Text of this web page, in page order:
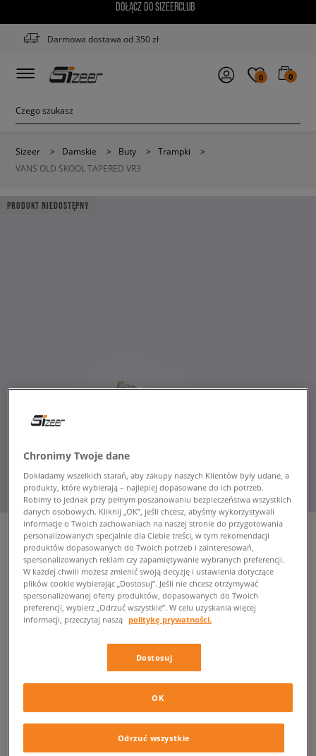
DOŁĄCZ DO SIZEERCLUB
Darmowa dostawa od 350 zł
0 0
Sizeer > Damskie > Buty > Trampki
>
VANS OLD SKOOL TAPERED VR3
PRODUKT NIEDOSTĘPNY
VANS OLD SKOOL TAPERED
VR3
damskie, trampki
SIZEERCLUB
Wyślemy Ci e-mail, gdy żądany rozmiar będzie ponownie
Chronimy Twoje dane
Dokładamy wszelkich starań, aby zakupy naszych Klientów były udane, a
produkty, które wybierają – najlepiej dopasowane do ich potrzeb.
Robimy to jednak przy pełnym poszanowaniu bezpieczeństwa wszystkich
danych osobowych. Kliknij „OK”, jeśli chcesz, abyśmy wykorzystywali
informacje o Twoich zachowaniach na naszej stronie do przygotowania
personalizowanych specjalnie dla Ciebie treści, w tym rekomendacji
produktów dopasowanych do Twoich potrzeb i zainteresowań,
spersonalizowanych reklam czy zapamiętywanie wybranych preferencji.
W każdej chwili możesz zmienić swoją decyzję i ustawienia dotyczące
plików cookie wybierając „Dostosuj”. Jeśli nie chcesz otrzymywać
spersonalizowanej oferty produktów, dopasowanych do Twoich
preferencji, wybierz „Odrzuć wszystkie”. W celu uzyskania więcej
informacji, przeczytaj naszą politykę prywatności.
Dostosuj
Odrzuć wszystkie
OK